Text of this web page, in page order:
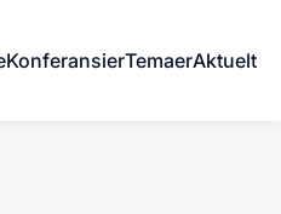
KonferansierTemaerAktuelt